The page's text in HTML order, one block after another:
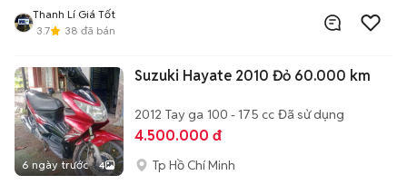
Thanh Lí Giá Tốt
3.7
38 đã bán
6 ngày trước 4
Suzuki Hayate 2010 Đỏ 60.000 km
2012 Tay ga 100 - 175 cc Đã sử dụng
4.500.000 đ
Tp Hồ Chí Minh